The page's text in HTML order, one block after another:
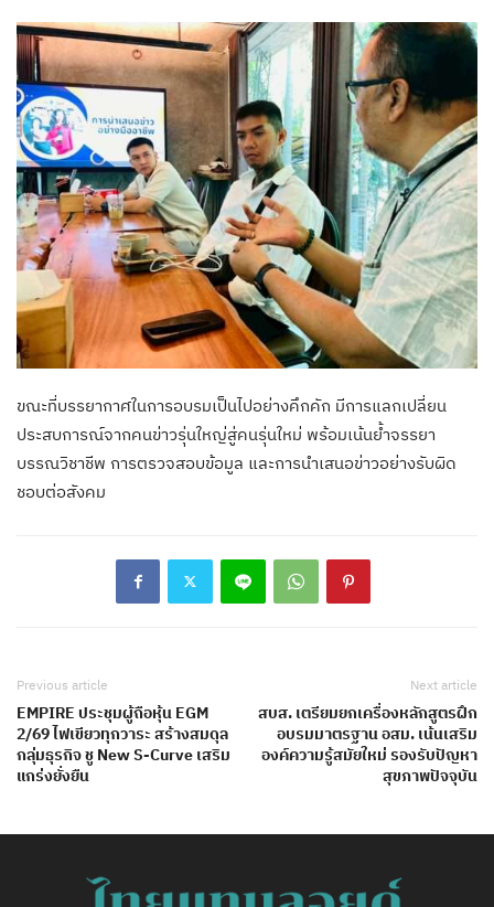
ขณะที่บรรยากาศในการอบรมเป็นไปอย่างคึกคัก มีการแลกเปลี่ยน
ประสบการณ์จากคนข่าวรุ่นใหญ่สู่คนรุ่นใหม่ พร้อมเน้นย้ำจรรยา
บรรณวิชาชีพ การตรวจสอบข้อมูล และการนำเสนอข่าวอย่างรับผิด
ชอบต่อสังคม
Previous article
EMPIRE ประชุมผู้ถือหุ้น EGM
2/69 ไฟเขียวทุกวาระ สร้างสมดุล
กลุ่มธุรกิจ ชู New S-Curve เสริม
แกร่งยั่งยืน
Next article
สบส. เตรียมยกเครื่องหลักสูตรฝึก
อบรมมาตรฐาน อสม. เน้นเสริม
องค์ความรู้สมัยใหม่ รองรับปัญหา
สุขภาพปัจจุบัน